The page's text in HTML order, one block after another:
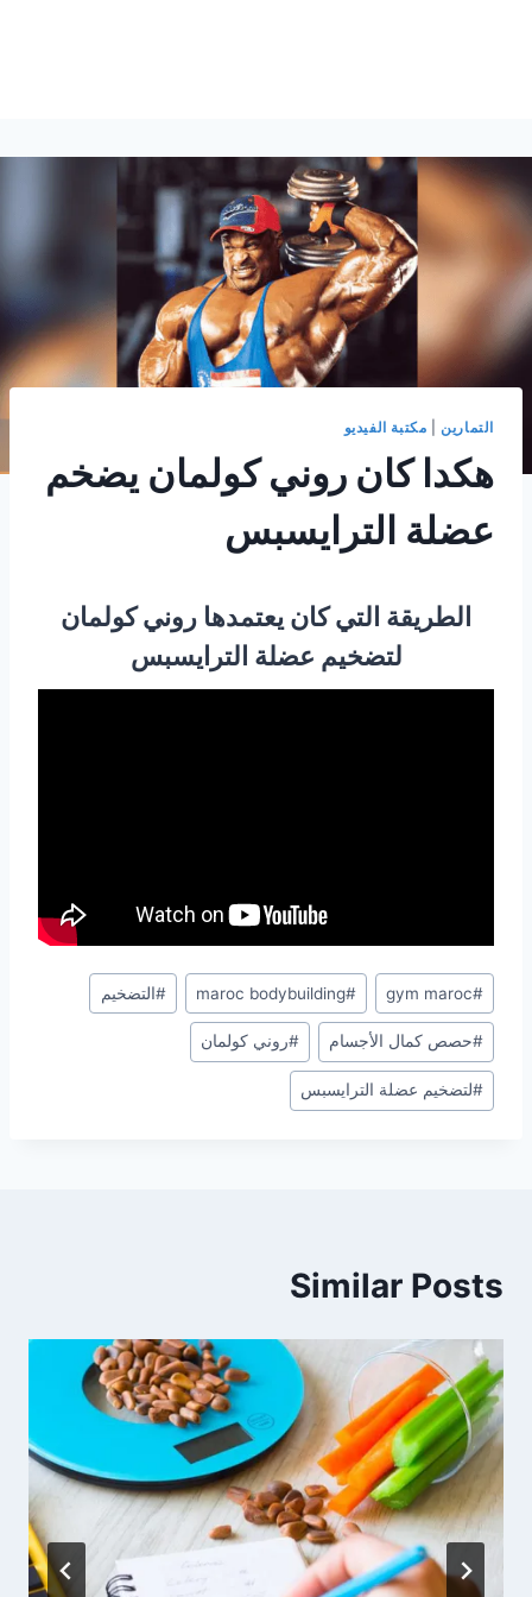
التمارين مكتبة الفيديو
هكدا كان روني كولمان يضخم
عضلة الترايسبس
الطريقة التي كان يعتمدها روني كولمان
لتضخيم عضلة الترايسبس
#
gym maroc
#
maroc bodybuilding
#التضخيم
#حصص كمال الأجسام #روني كولمان
#لتضخيم عضلة الترايسبس
Similar Posts